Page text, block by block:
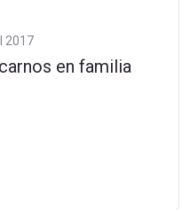
2017
en familia